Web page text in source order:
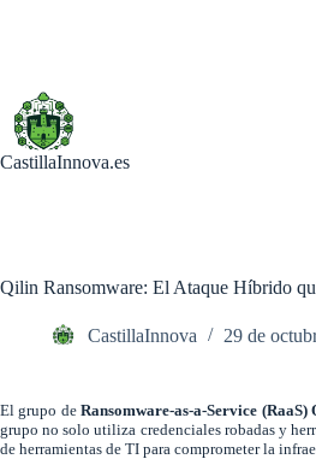
CastillaInnova.es
Qilin Ransomware: El Ataque Híbrido
CastillaInnova 29 de
El grupo deRansomware-as-a-Service (RaaS)
grupo no solo utiliza credenciales robadas y
de herramientas de TI para comprometer la